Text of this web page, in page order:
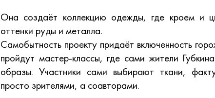
Она создаёт коллекцию одежды, где кроем и
оттенки руды и металла.
Самобытность проекту придаёт включенность
пройдут мастер-классы, где сами жители
образы. Участники сами выбирают ткани,
просто зрителями, а соавторами.